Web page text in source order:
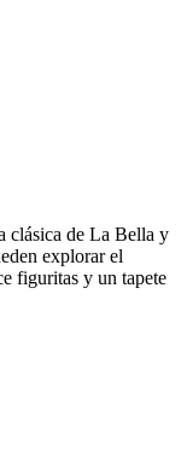
clásica de La Bella y
explorar el
figuritas y un tapete